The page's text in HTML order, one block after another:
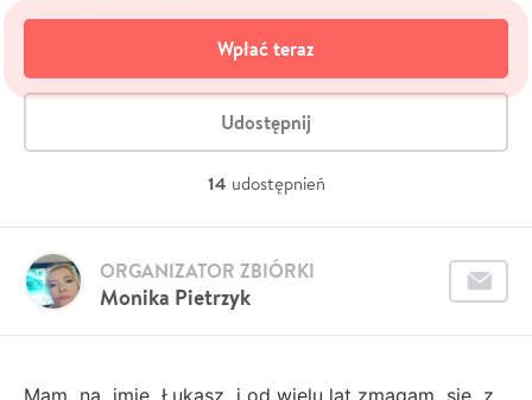
Wpłać teraz
Udostępnij
14 udostępnień
Monika Pietrzyk
ORGANIZATOR ZBIÓRKI
Mam na imie Łukasz i od wielu lat zmagam sie z